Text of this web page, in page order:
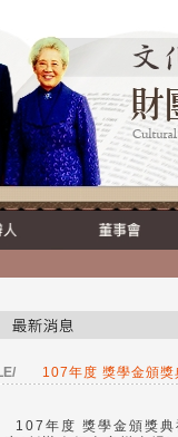
107年度 獎學金頒獎
107年度 獎學金頒獎